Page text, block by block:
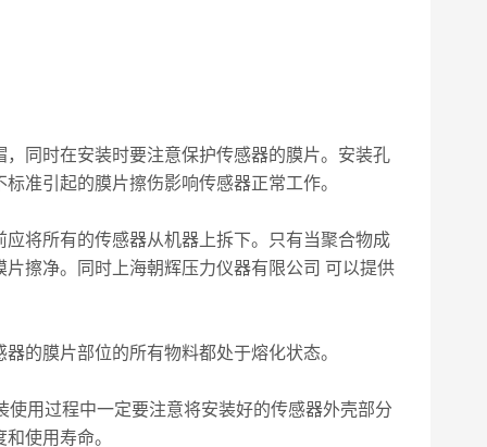
同时在安装时要注意保护传感器的膜片。安装孔
准引起的膜片擦伤影响传感器正常工作。
将所有的传感器从机器上拆下。只有当聚合物成
擦净。同时上海朝辉压力仪器有限公司 可以提供
的膜片部位的所有物料都处于熔化状态。
用过程中一定要注意将安装好的传感器外壳部分
使用寿命。